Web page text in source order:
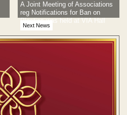
Next News
A Joint Meeting of Associations
reg Notifications for Ban on
Plastics was held at VIA Hall